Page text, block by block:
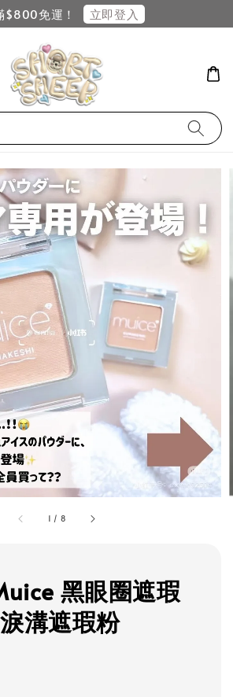
$800免運！ 立即登入
1 / 8
黑眼圈遮瑕
溝遮瑕粉